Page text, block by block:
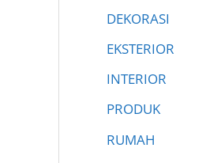
DEKORASI
EKSTERIOR
INTERIOR
PRODUK
RUMAH